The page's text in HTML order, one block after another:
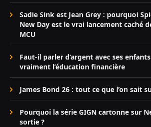
Sadie Sink est Jean Grey : pourquoi
New Day est le vrai lancement caché
MCU
Faut-il parler d’argent avec ses
vraiment l’éducation financière
James Bond 26 : tout ce que l’on sait
Pourquoi la série GIGN cartonne sur
sortie ?